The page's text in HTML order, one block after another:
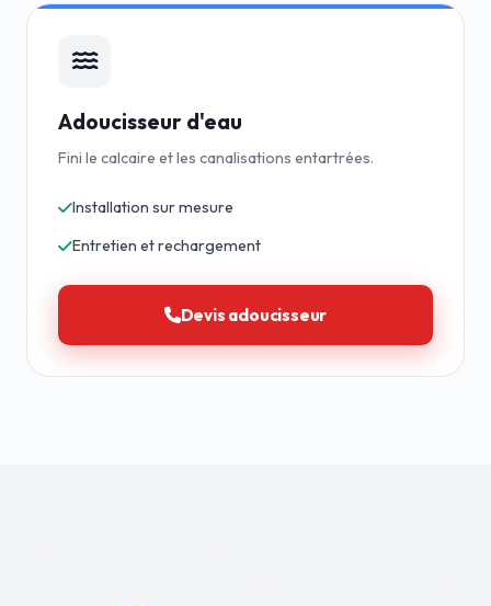
Adoucisseur d'eau
Fini le calcaire et les canalisations entartrées.
Installation sur mesure
Entretien et rechargement
Devis adoucisseur